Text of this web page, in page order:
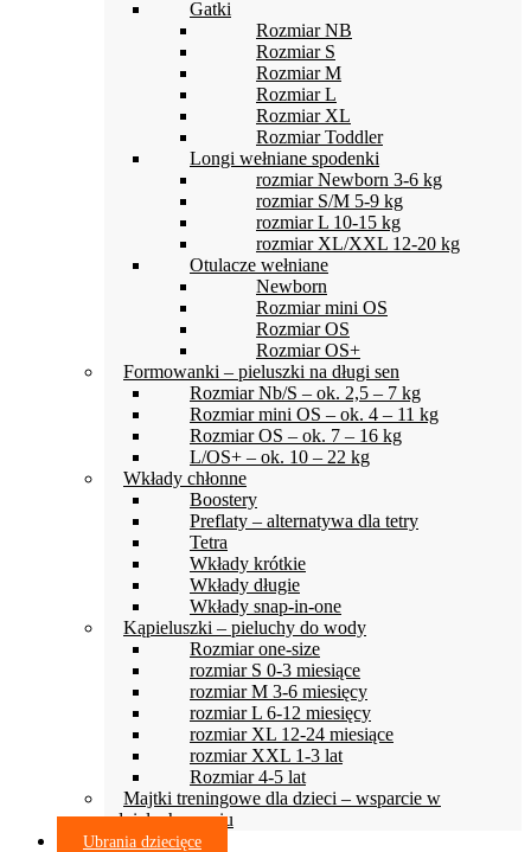
Gatki
Rozmiar NB
Rozmiar S
Rozmiar M
Rozmiar L
Rozmiar XL
Rozmiar Toddler
Longi wełniane spodenki
rozmiar Newborn 3-6 kg
rozmiar S/M 5-9 kg
rozmiar L 10-15 kg
rozmiar XL/XXL 12-20 kg
Otulacze wełniane
Newborn
Rozmiar mini OS
Rozmiar OS
Rozmiar OS+
Formowanki – pieluszki na długi sen
Rozmiar Nb/S – ok. 2,5 – 7 kg
Rozmiar mini OS – ok. 4 – 11 kg
Rozmiar OS – ok. 7 – 16 kg
L/OS+ – ok. 10 – 22 kg
Wkłady chłonne
Boostery
Preflaty – alternatywa dla tetry
Tetra
Wkłady krótkie
Wkłady długie
Wkłady snap-in-one
Kąpieluszki – pieluchy do wody
Rozmiar one-size
rozmiar S 0-3 miesiące
rozmiar M 3-6 miesięcy
rozmiar L 6-12 miesięcy
rozmiar XL 12-24 miesiące
rozmiar XXL 1-3 lat
Rozmiar 4-5 lat
Majtki treningowe dla dzieci – wsparcie w
odpieluchowaniu
Ubrania dziecięce